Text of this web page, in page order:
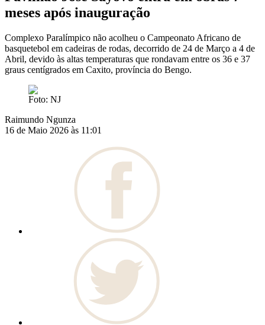
meses após inauguração
Complexo Paralímpico não acolheu o Campeonato Africano de
basquetebol em cadeiras de rodas, decorrido de 24 de Março a 4 de
Abril, devido às altas temperaturas que rondavam entre os 36 e 37
graus centígrados em Caxito, província do Bengo.
Foto: NJ
Raimundo Ngunza
16 de Maio 2026 às 11:01